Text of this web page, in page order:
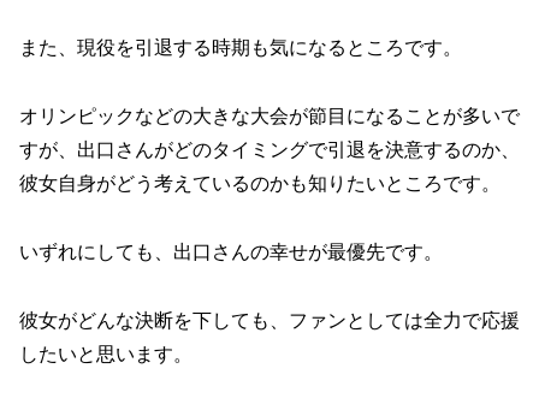
また、現役を引退する時期も気になるところです。
オリンピックなどの大きな大会が節目になることが多いで
すが、出口さんがどのタイミングで引退を決意するのか、
彼女自身がどう考えているのかも知りたいところです。
いずれにしても、出口さんの幸せが最優先です。
彼女がどんな決断を下しても、ファンとしては全力で応援
したいと思います。